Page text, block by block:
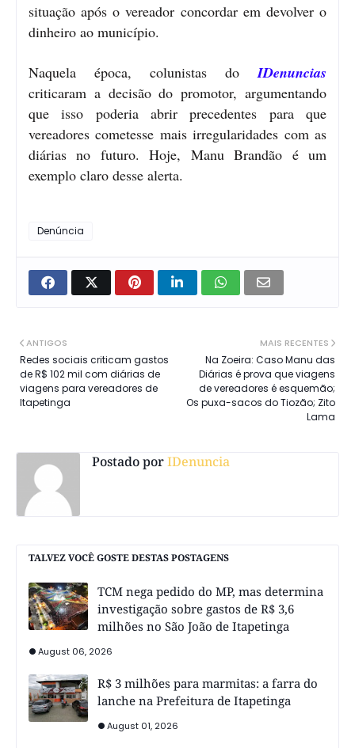
situação após o vereador concordar em devolver o
dinheiro ao município.
Naquela época, colunistas do IDenuncias
criticaram a decisão do promotor, argumentando
que isso poderia abrir precedentes para que
vereadores cometesse mais irregularidades com as
diárias no futuro. Hoje, Manu Brandão é um
exemplo claro desse alerta.
Denúncia
MAIS RECENTES
Na Zoeira: Caso Manu das
Diárias é prova que viagens
de vereadores é esquemão;
Os puxa-sacos do Tiozão; Zito
Lama
ANTIGOS
Redes sociais criticam gastos
de R$ 102 mil com diárias de
viagens para vereadores de
Itapetinga
Postado porIDenuncia
TALVEZ VOCÊ GOSTE DESTAS POSTAGENS
TCM nega pedido do MP, mas determina
investigação sobre gastos de R$ 3,6
milhões no São João de Itapetinga
August 06, 2026
R$ 3 milhões para marmitas: a farra do
lanche na Prefeitura de Itapetinga
August 01, 2026